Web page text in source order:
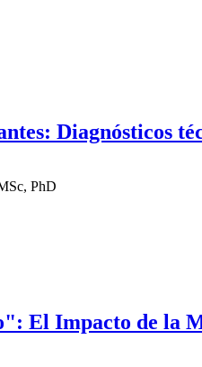
Diagnósticos
PhD
El Impacto de la